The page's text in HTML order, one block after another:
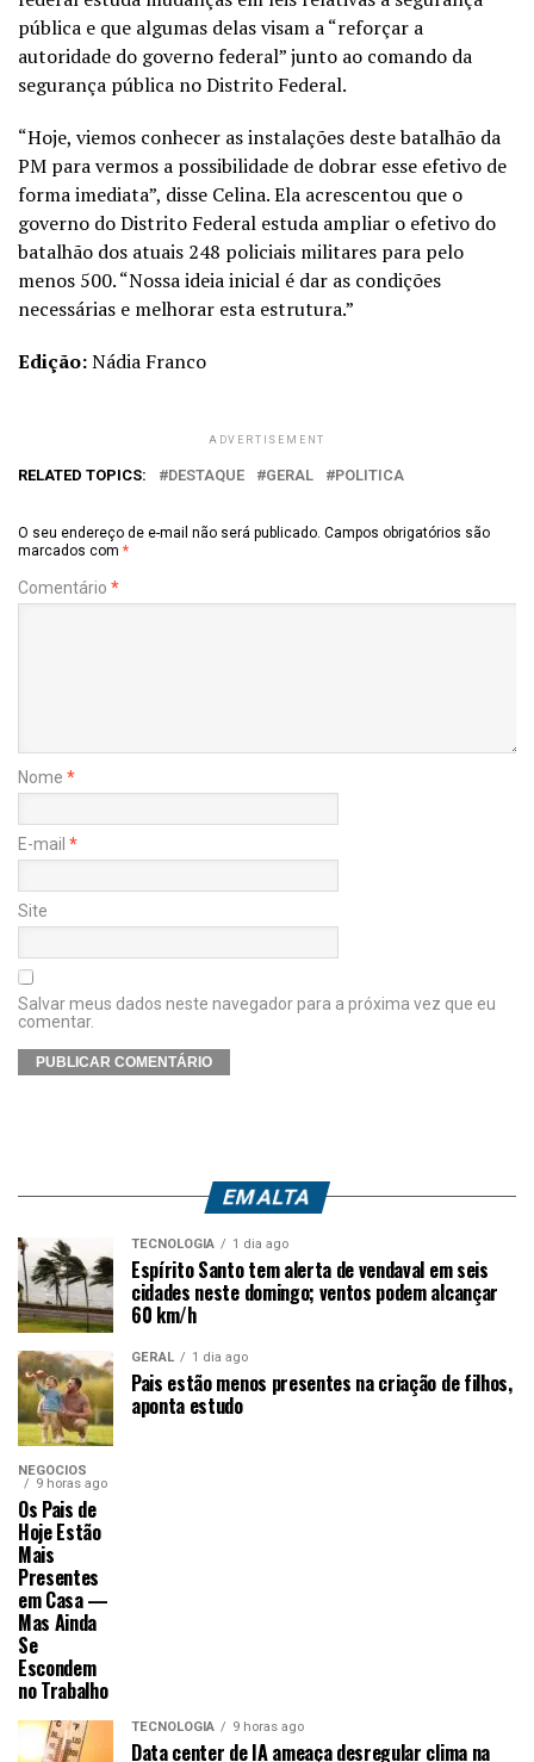
pública e que algumas delas visam a “reforçar a
autoridade do governo federal” junto ao comando da
segurança pública no Distrito Federal.
“Hoje, viemos conhecer as instalações deste batalhão da
PM para vermos a possibilidade de dobrar esse efetivo de
forma imediata”, disse Celina. Ela acrescentou que o
governo do Distrito Federal estuda ampliar o efetivo do
batalhão dos atuais 248 policiais militares para pelo
menos 500. “Nossa ideia inicial é dar as condições
necessárias e melhorar esta estrutura.”
Edição:Nádia Franco
ADVERTISEMENT
RELATED TOPICS: DESTAQUE GERAL POLITICA
O seu endereço de e-mail não será publicado. Campos obrigatórios são
marcados com *
Comentário *
Nome *
E-mail *
Site
Salvar meus dados neste navegador para a próxima vez que eu
comentar.
EM ALTA
TECNOLOGIA 1 dia ago
Espírito Santo tem alerta de vendaval em seis
cidades neste domingo; ventos podem alcançar
60 km/h
GERAL 1 dia ago
Pais estão menos presentes na criação de filhos,
aponta estudo
NEGÓCIOS
9 horas ago
Os Pais de
Hoje Estão
Mais
Presentes
em Casa —
Mas Ainda
Se
Escondem
no Trabalho
TECNOLOGIA 9 horas ago
Data center de IA ameaça desregular clima na